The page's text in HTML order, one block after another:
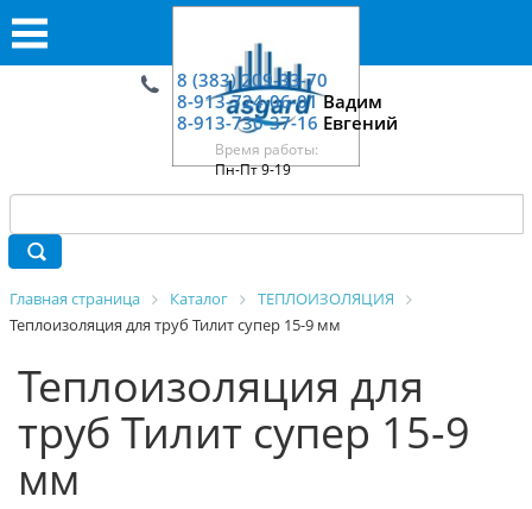
8 (383) 209-33-70
8-913-724-06-01Вадим
8-913-730-37-16 Евгений
Время работы:
Пн-Пт 9-19
Главная страница Каталог
ТЕПЛОИЗОЛЯЦИЯ
Теплоизоляция для труб Тилит супер 15-9 мм
Теплоизоляция для
труб Тилит супер 15-9
мм